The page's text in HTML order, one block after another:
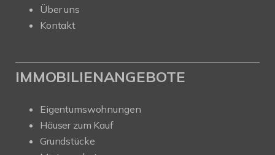
Über uns
Kontakt
IMMOBILIENANGEBOTE
Eigentumswohnungen
Häuser zum Kauf
Grundstücke